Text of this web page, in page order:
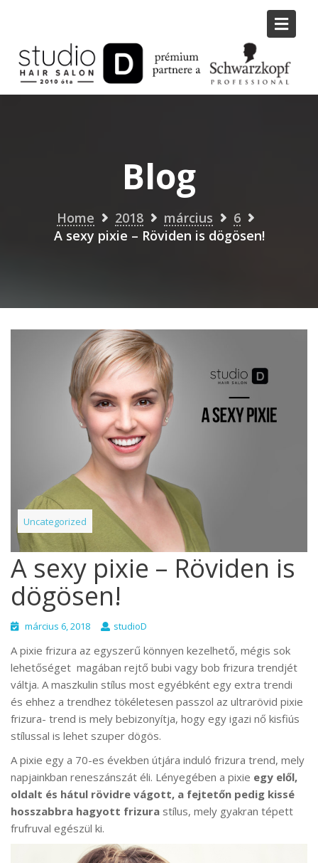
content
Blog
Home 2018 március
6
A sexy pixie – Röviden is dögösen!
Uncategorized
A sexy pixie – Röviden is
dögösen!
március 6, 2018 studioD
A pixie frizura az egyszerű könnyen kezelhető, mégis sok
lehetőséget magában rejtő bubi vagy bob frizura trendjét
váltja. A maszkulin stílus most egyébként egy extra trendi
és ehhez a trendhez tökéletesen passzol az ultrarövid pixie
frizura- trend is mely bebizonyítja, hogy egy igazi nő kisfiús
stílussal is lehet szuper dögös.
A pixie egy a 70-es években útjára induló frizura trend, mely
napjainkban reneszánszát éli. Lényegében a pixie egy elől,
oldalt és hátul rövidre vágott, a fejtetőn pedig kissé
hosszabbra hagyott frizura stílus, mely gyakran tépett
frufruval egészül ki.